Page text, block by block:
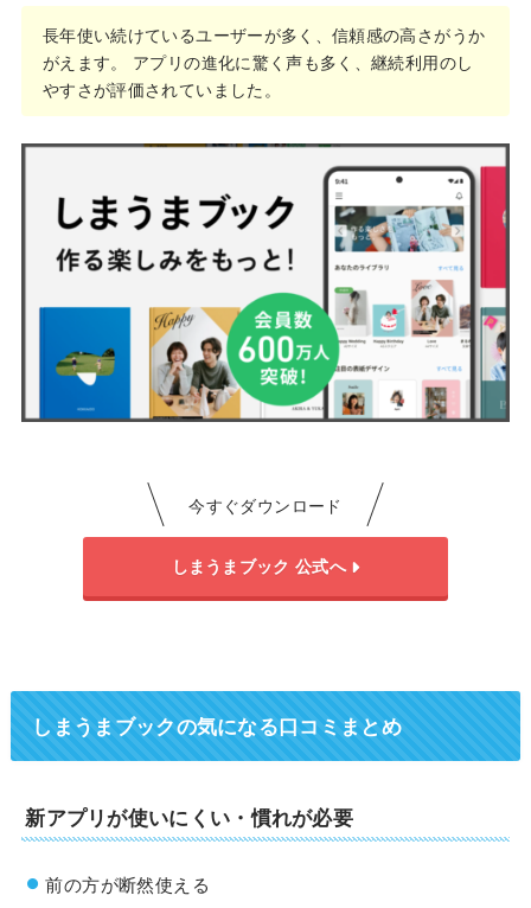
長年使い続けているユーザーが多く、信頼感の高さがうか
がえます。 アプリの進化に驚く声も多く、継続利用のし
やすさが評価されていました。
今すぐダウンロード
しまうまブック 公式へ
しまうまブックの気になる口コミまとめ
新アプリが使いにくい・慣れが必要
前の方が断然使える